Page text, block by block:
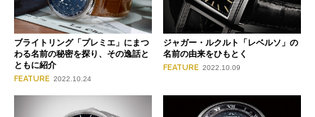
ブライトリング「プレミエ」にまつ
わる名前の秘密を探り、その逸話と
ともに紹介
FEATURE 2022.10.24
ジャガー・ルクルト「レベルソ」の
名前の由来をひもとく
FEATURE 2022.10.09